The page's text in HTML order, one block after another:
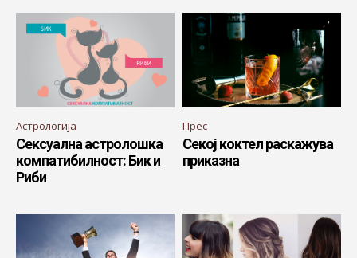
Астрологија
Сексуална астролошка
компатибилност: Бик и
Риби
Прес
Секој коктел раскажува
приказна